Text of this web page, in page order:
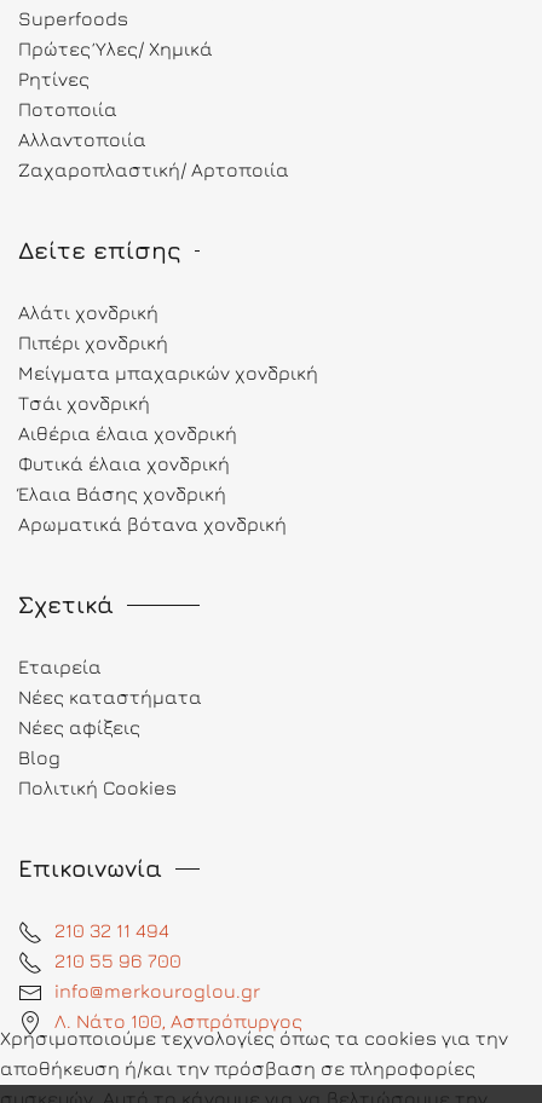
Superfoods
Πρώτες Ύλες/ Χημικά
Ρητίνες
Ποτοποιία
Αλλαντοποιία
Ζαχαροπλαστική/ Αρτοποιία
Δείτε επίσης
Αλάτι χονδρική
Πιπέρι χονδρική
Μείγματα μπαχαρικών χονδρική
Τσάι χονδρική
Αιθέρια έλαια χονδρική
Φυτικά έλαια χονδρική
Έλαια Βάσης χονδρική
Αρωματικά βότανα χονδρική
Σχετικά
Εταιρεία
Νέες καταστήματα
Νέες αφίξεις
Blog
Πολιτική Cookies
Επικοινωνία
210 32 11 494
210 55 96 700
info@merkouroglou.gr
Λ. Νάτο 100, Ασπρόπυργος
Χρησιμοποιούμε τεχνολογίες όπως τα cookies για την
αποθήκευση ή/και την πρόσβαση σε πληροφορίες
συσκευών. Αυτό το κάνουμε για να βελτιώσουμε την